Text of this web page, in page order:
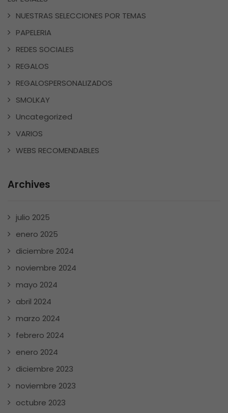
NUESTRAS SELECCIONES POR TEMAS
PAPELERIA
REDES SOCIALES
REGALOS
REGALOSPERSONALIZADOS
SMOLKAY
Uncategorized
VARIOS
WEBS RECOMENDABLES
Archives
julio 2025
enero 2025
diciembre 2024
noviembre 2024
mayo 2024
abril 2024
marzo 2024
febrero 2024
enero 2024
diciembre 2023
noviembre 2023
octubre 2023